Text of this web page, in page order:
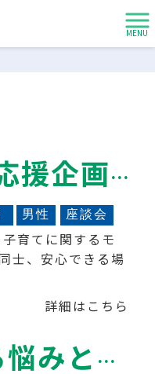
MENU
-子育てパパ応援企画-集まれ！パパの本音座談会
男性 座談会
育てに関するモ
士、安心できる場
詳細はこちら
男性が抱える悩みとは-男性相談から見えること-